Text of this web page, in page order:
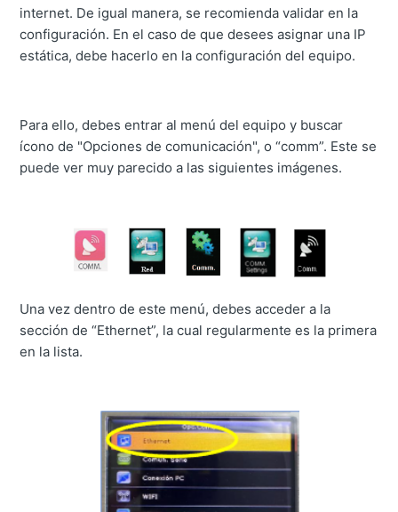
internet. De igual manera, se recomienda validar en la
configuración. En el caso de que desees asignar una IP
estática, debe hacerlo en la configuración del equipo.
Para ello, debes entrar al menú del equipo y buscar
ícono de "Opciones de comunicación", o “comm”. Este se
puede ver muy parecido a las siguientes imágenes.
Una vez dentro de este menú, debes acceder a la
sección de “Ethernet”, la cual regularmente es la primera
en la lista.